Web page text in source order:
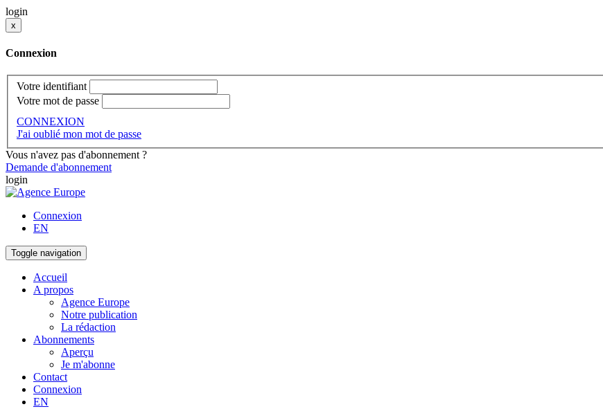
login
x
Connexion
Votre identifiant
Votre mot de passe
CONNEXION
J'ai oublié mon mot de passe
Vous n'avez pas d'abonnement ?
Demande d'abonnement
login
Connexion
EN
Toggle navigation
Accueil
A propos
Agence Europe
Notre publication
La rédaction
Abonnements
Aperçu
Je m'abonne
Contact
Connexion
EN